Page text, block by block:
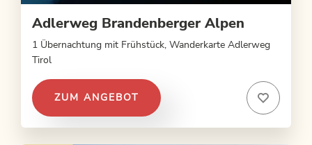
Adlerweg Brandenberger Alpen
1 Übernachtung mit Frühstück, Wanderkarte Adlerweg
Tirol
ZUM ANGEBOT